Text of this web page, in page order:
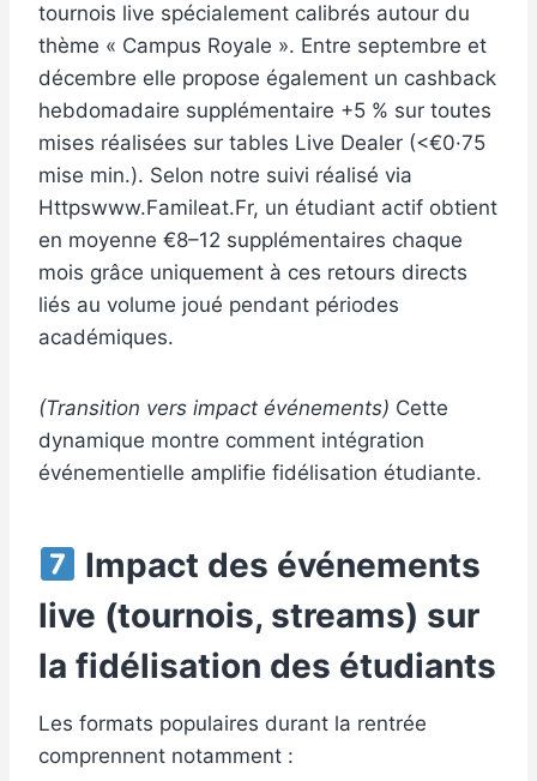
tournois live spécialement calibrés autour du
thème « Campus Royale ». Entre septembre et
décembre elle propose également un cashback
hebdomadaire supplémentaire +5 % sur toutes
mises réalisées sur tables Live Dealer (<€0·75
mise min.). Selon notre suivi réalisé via
Httpswww.Famileat.Fr, un étudiant actif obtient
en moyenne €8–12 supplémentaires chaque
mois grâce uniquement à ces retours directs
liés au volume joué pendant périodes
académiques.
(Transition vers impact événements) Cette
dynamique montre comment intégration
événementielle amplifie fidélisation étudiante.
Impact des événements
live (tournois, streams) sur
la fidélisation des étudiants
Les formats populaires durant la rentrée
comprennent notamment :